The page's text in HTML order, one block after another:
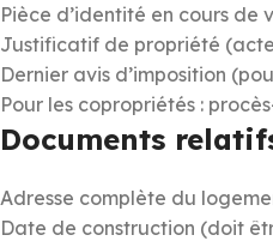
Pièce d’identité en cours
Justificatif de propriété
Dernier avis d’imposition
Pour les copropriétés :
Documents
Adresse complète du
Date de construction (doit